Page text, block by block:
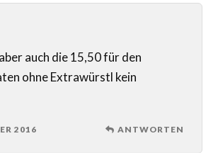
auch die 15,50 für den
ohne Extrawürstl kein
2016 ANTWORTEN